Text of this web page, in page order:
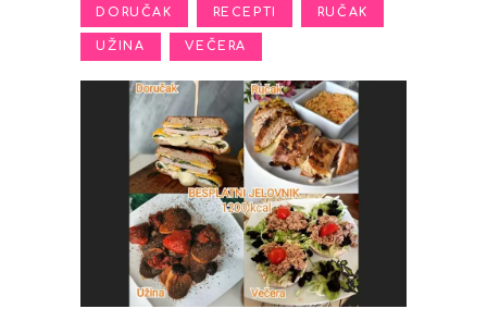
DORUČAK RECEPTI RUČAK
UŽINA VEČERA